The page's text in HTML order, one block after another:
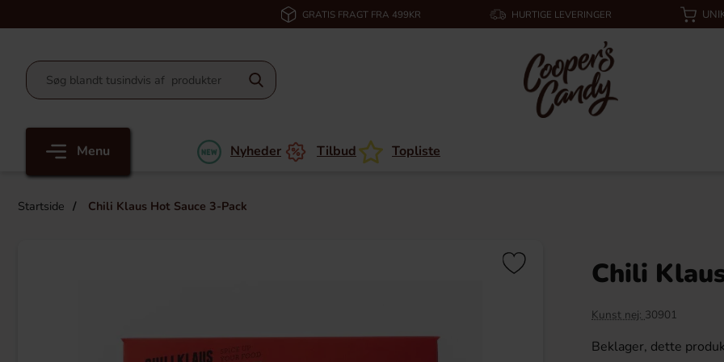
GRATIS FRAGT FRA 499KR HURTIGE LEVERINGER
Menu Nyheder Tilbud Topliste
Startside Chili Klaus Hot Sauce 3-Pack
Chili
Kunst nej: 30901
Beklager, dette